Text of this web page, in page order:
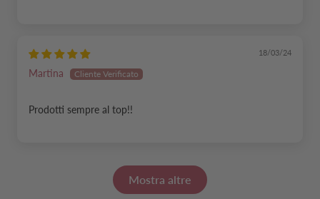
18/03/24
Martina
Prodotti sempre al top!!
Mostra altre